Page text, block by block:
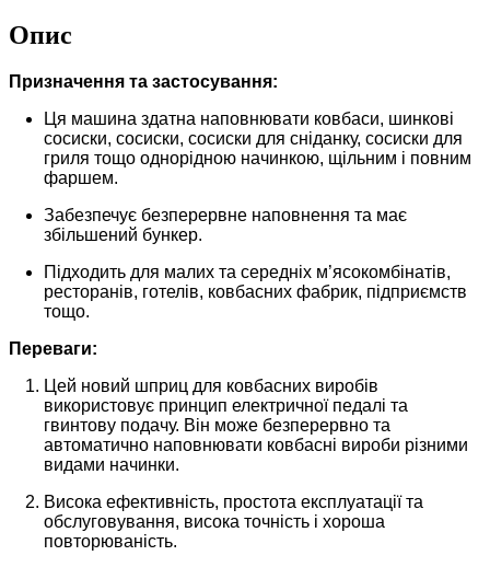
Опис
Призначення та застосування:
Ця машина здатна наповнювати ковбаси, шинкові
сосиски, сосиски, сосиски для сніданку, сосиски для
гриля тощо однорідною начинкою, щільним і повним
фаршем.
Забезпечує безперервне наповнення та має
збільшений бункер.
Підходить для малих та середніх м’ясокомбінатів,
ресторанів, готелів, ковбасних фабрик, підприємств
тощо.
Переваги:
Цей новий шприц для ковбасних виробів
використовує принцип електричної педалі та
гвинтову подачу. Він може безперервно та
автоматично наповнювати ковбасні вироби різними
видами начинки.
Висока ефективність, простота експлуатації та
обслуговування, висока точність і хороша
повторюваність.